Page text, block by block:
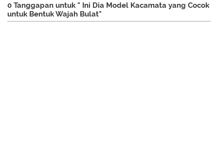
0 Tanggapan untuk " Ini Dia Model Kacamata yang Cocok
untuk Bentuk Wajah Bulat"